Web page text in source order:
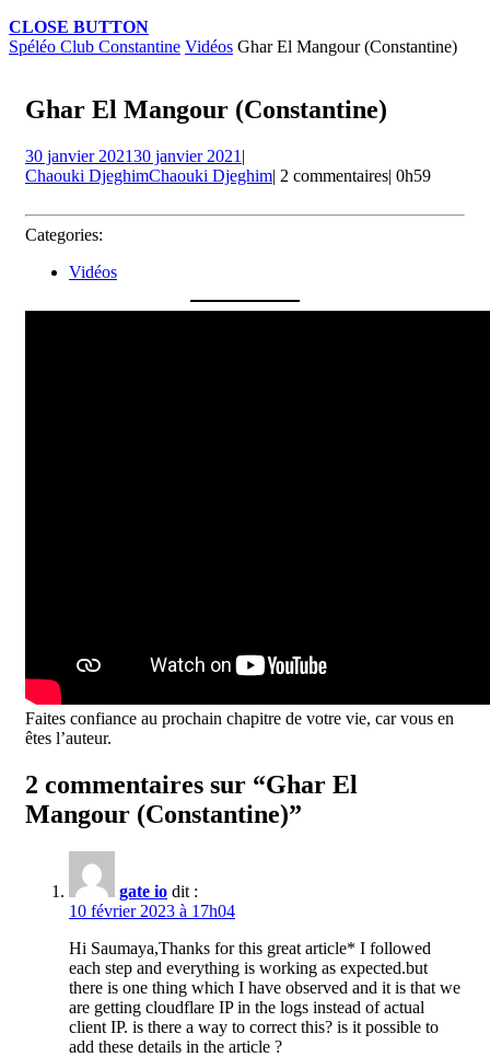
CLOSE BUTTON
Spéléo Club Constantine Vidéos Ghar El Mangour (Constantine)
Ghar El Mangour (Constantine)
30 janvier 202130 janvier 2021 |
Chaouki DjeghimChaouki Djeghim| 2 commentaires| 0h59
Categories:
Vidéos
Faites confiance au prochain chapitre de votre vie, car vous en
êtes l’auteur.
2 commentaires sur “Ghar El
Mangour (Constantine)”
gate io dit :
10 février 2023 à 17h04
Hi Saumaya,Thanks for this great article* I followed
each step and everything is working as expected.but
there is one thing which I have observed and it is that we
are getting cloudflare IP in the logs instead of actual
client IP. is there a way to correct this? is it possible to
add these details in the article ?